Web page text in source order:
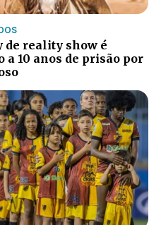
de reality show é
a 10 anos de prisão por